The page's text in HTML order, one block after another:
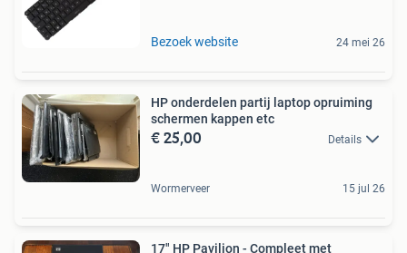
Bezoek website 24 mei 26
HP onderdelen partij laptop opruiming
schermen kappen etc
€ 25,00 Details
Wormerveer 15 jul 26
17" HP Pavilion - Compleet met